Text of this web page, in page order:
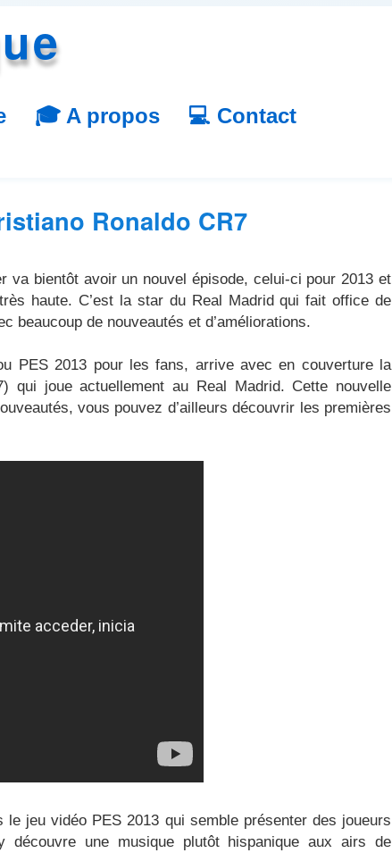
🎓 A propos 💻 Contact
Ronaldo CR7
va bientôt avoir un nouvel épisode, celui-ci pour 2013 et
haute. C’est la star du Real Madrid qui fait office de
beaucoup de nouveautés et d’améliorations.
PES 2013 pour les fans, arrive avec en couverture la
qui joue actuellement au Real Madrid. Cette nouvelle
vous pouvez d’ailleurs découvrir les premières
jeu vidéo PES 2013 qui semble présenter des joueurs
découvre une musique plutôt hispanique aux airs de